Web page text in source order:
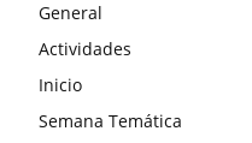
General
Actividades
Inicio
Semana Temática